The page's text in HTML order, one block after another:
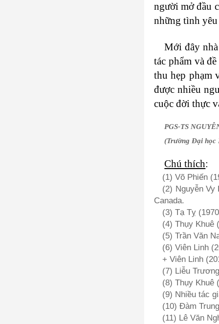
người mở đầu
những tình
Mới đây
tác phẩm và
thu hẹp phạm
được nhiều
cuộc đời thực
PGS-TS
(Trường Đại học
Chú thích:
(1) Võ Phiến
(2) Nguyễn Vy
Canada.
(3) Tạ Tỵ
(4) Thụy Khuê
(5) Trần Văn
(6) Viên Linh
+ Viên Linh
(7) Liễu
(8) Thụy Khuê
(9) Nhiều tác
(10) Đàm
(11) Lê Văn